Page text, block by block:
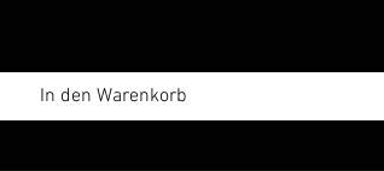
In den Warenkorb